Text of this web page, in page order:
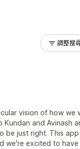
調整搜
vision of how we
and Avinash
be just right. This app
we're excited to have